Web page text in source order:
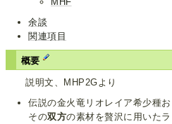
余談
関連項目
概要
説明文、MHP2Gより
伝説の金火竜リオレイア希少種
その双方の素材を贅沢に用いたラ